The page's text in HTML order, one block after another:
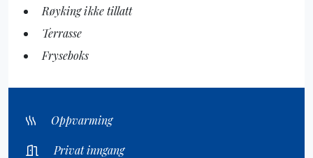
Røyking ikke tillatt
Terrasse
Fryseboks
Oppvarming
Privat inngang